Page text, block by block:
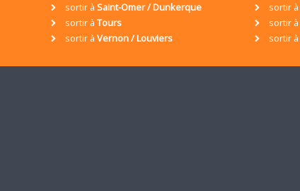
sortir à Saint-Omer / Dunkerque sortir à
sortir à Tours sortir à
sortir à Vernon / Louviers sortir à